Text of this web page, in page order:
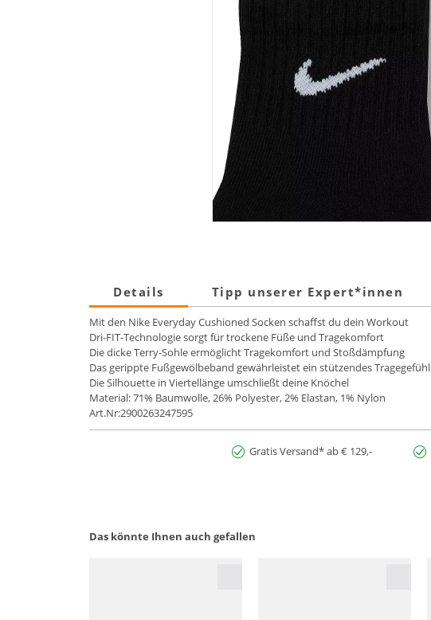
Details Tipp unserer Expert*innen
Mit den Nike Everyday Cushioned Socken schaffst du dein Workout
Dri-FIT-Technologie sorgt für trockene Füße und Tragekomfort
Die dicke Terry-Sohle ermöglicht Tragekomfort und Stoßdämpfung
Das gerippte Fußgewölbeband gewährleistet ein stützendes Tragegefühl
Die Silhouette in Viertellänge umschließt deine Knöchel
Material: 71% Baumwolle, 26% Polyester, 2% Elastan, 1% Nylon
Art.Nr:2900263247595
Gratis Versand* ab € 129,-
Das könnte Ihnen auch gefallen